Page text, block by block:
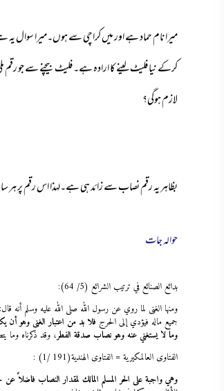
میرا نام حماد ہے اور میں کراچی سے ہوں۔میرا سوال یہ
کرکے نیا فلیٹ لینے کا ارادہ ہے۔ فلیٹ بیچنے سے جو رقم
لازم ہوگی؟
بظاہر یہ رقم نصاب سے زائد ہی ہے۔لہذا اس رقم پر ہر
حوالہ جات
بدائع الصنائع في ترتيب الشرائع (5/ 64):
ومنها الغنى لما روي عن رسول الله صلى الله عليه وسلم أنه قال:
جميع ماله فيؤدي إلى الحرج فلا بد من اعتبار الغنى وهو
وما لا يستغني عنه وهو نصاب صدقة الفطر، وقد ذكرناه وما
الفتاوى العالمكيرية = الفتاوى الهندية: (1/ 191)
وهي واجبة على الحر المسلم المالك لمقدار النصاب فاضلاً عن